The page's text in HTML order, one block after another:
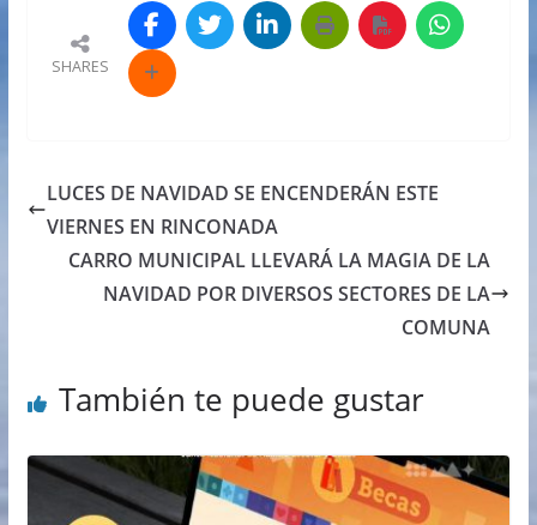
SHARES
LUCES DE NAVIDAD SE ENCENDERÁN ESTE
VIERNES EN RINCONADA
CARRO MUNICIPAL LLEVARÁ LA MAGIA DE LA
NAVIDAD POR DIVERSOS SECTORES DE LA
COMUNA
También te puede gustar